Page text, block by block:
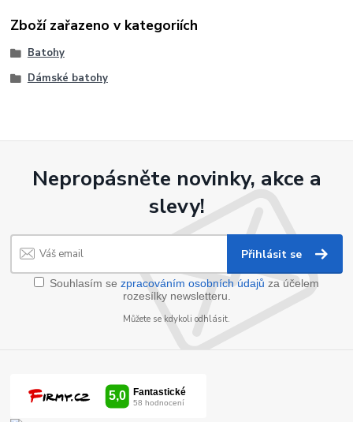
Zboží zařazeno v kategoriích
Batohy
Dámské batohy
Nepropásněte novinky, akce a
slevy!
Přihlásit se
Souhlasím se zpracováním osobních údajů za účelem
rozesílky newsletteru.
Můžete se kdykoli odhlásit.